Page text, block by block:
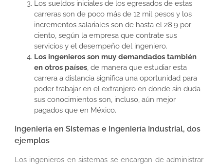
Los sueldos iniciales de los egresados de estas
carreras son de poco más de 12 mil pesos y los
incrementos salariales son de hasta el 28.9 por
ciento, según la empresa que contrate sus
servicios y el desempeño del ingeniero.
Los ingenieros son muy demandados también
en otros países, de manera que estudiar esta
carrera a distancia significa una oportunidad para
poder trabajar en el extranjero en donde sin duda
sus conocimientos son, incluso, aún mejor
pagados que en México.
Ingeniería en Sistemas e Ingeniería Industrial, dos
ejemplos
Los ingenieros en sistemas se encargan de administrar